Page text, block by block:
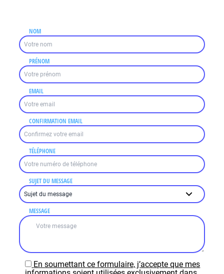
NOM
PRÉNOM
EMAIL
CONFIRMATION EMAIL
TÉLÉPHONE
SUJET DU MESSAGE
MESSAGE
En soumettant ce formulaire, j’accepte que mes